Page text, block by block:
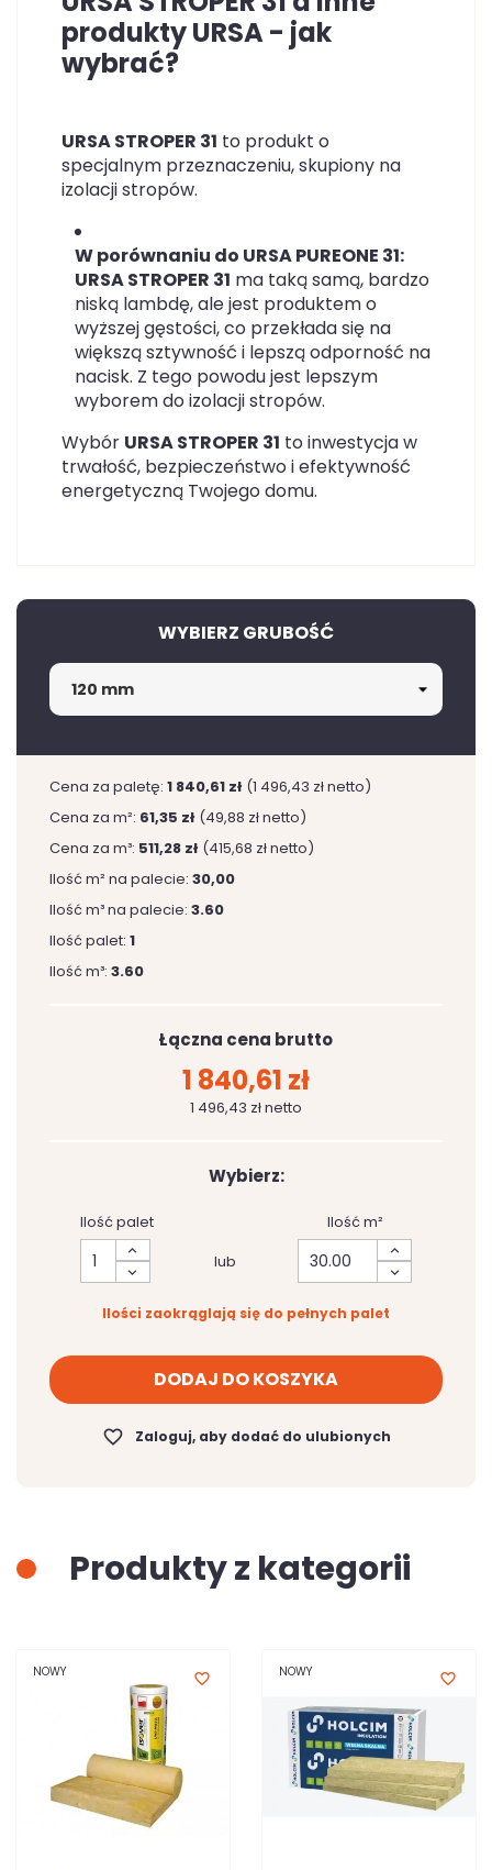
produkty URSA - jak
wybrać?
URSA STROPER 31 to produkt o
specjalnym przeznaczeniu, skupiony na
izolacji stropów.
W porównaniu do URSA PUREONE 31:
URSA STROPER 31 ma taką samą, bardzo
niską lambdę, ale jest produktem o
wyższej gęstości, co przekłada się na
większą sztywność i lepszą odporność na
nacisk. Z tego powodu jest lepszym
wyborem do izolacji stropów.
Wybór URSA STROPER 31 to inwestycja w
trwałość, bezpieczeństwo i efektywność
energetyczną Twojego domu.
WYBIERZ GRUBOŚĆ
Cena za paletę: 1 840,61 zł (1 496,43 zł netto)
Cena za m²: 61,35 zł (49,88 zł netto)
Cena za m³: 511,28 zł (415,68 zł netto)
Ilość m² na palecie: 30,00
Ilość m³ na palecie: 3.60
Ilość palet: 1
Ilość m³: 3.60
Łączna cena brutto
1 840,61 zł
1 496,43 zł netto
Wybierz:
Ilość palet
lub
Ilość m²
Ilości zaokrąglają się do pełnych palet
DODAJ DO KOSZYKA
favorite_border Zaloguj, aby dodać do ulubionych
Produkty z kategorii
NOWY favorite_border NOWY favorite_border